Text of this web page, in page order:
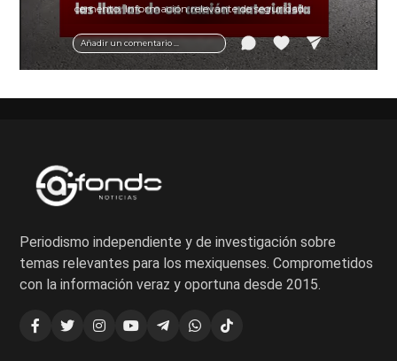
Añadir un comentario ...
cemento. Información relevante de seguridad
vial y recomendaciones para motociclistas.
Periodismo independiente y de investigación sobre
temas relevantes para los mexiquenses. Comprometidos
con la información veraz y oportuna desde 2015.